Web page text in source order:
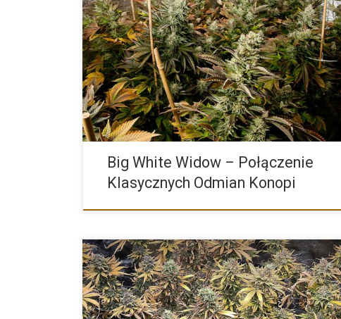
Big White Widow to wyjątkowa odmiana konopi, która
powstała z połączenia dwóch legendarnych szczepów: Big
Bud i White Widow. Wyhodowana […]
Big White Widow – Połączenie
Klasycznych Odmian Konopi
Green Gelato to hybryda stworzona przez Royal Queen